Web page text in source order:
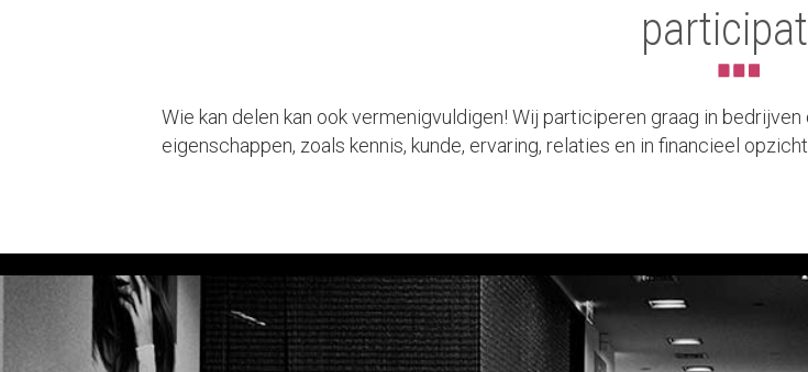
Wie kan delen kan ook vermenigvuldigen! Wij participeren graag in
eigenschappen, zoals kennis, kunde, ervaring, relaties en in financieel opzicht.